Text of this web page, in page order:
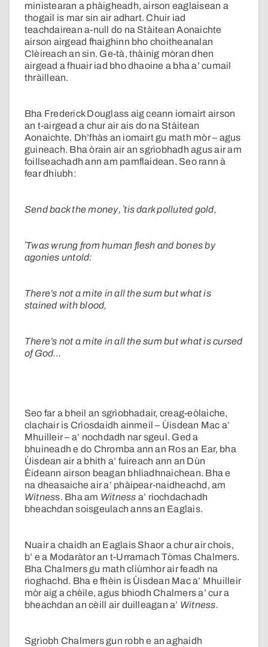
ministearan a phàigheadh, airson eaglaisean a
thogail is mar sin air adhart. Chuir iad
teachdairean a-null do na Stàitean Aonaichte
airson airgead fhaighinn bho choitheanalan
Clèireach an sin. Ge-tà, thàinig mòran dhen
airgead a fhuair iad bho dhaoine a bha a’ cumail
thràillean.
Bha Frederick Douglass aig ceann iomairt airson
an t-airgead a chur air ais do na Stàitean
Aonaichte. Dh’fhàs an iomairt gu math mòr – agus
guineach. Bha òrain air an sgrìobhadh agus air am
foillseachadh ann am pamflaidean. Seo rann à
fear dhiubh:
Send back the money, ʼtis dark polluted gold,
ʼTwas wrung from human flesh and bones by
agonies untold:
There’s not a mite in all the sum but what is
stained with blood,
There’s not a mite in all the sum but what is cursed
of God…
Seo far a bheil an sgrìobhadair, creag-eòlaiche,
clachair is Crìosdaidh ainmeil – Ùisdean Mac a’
Mhuilleir – a’ nochdadh nar sgeul. Ged a
bhuineadh e do Chromba ann an Ros an Ear, bha
Ùisdean air a bhith a’ fuireach ann an Dùn
Èideann airson beagan bhliadhnaichean. Bha e
na dheasaiche air a’ phàipear-naidheachd, am
Witness. Bha am Witness a’ riochdachadh
bheachdan soisgeulach anns an Eaglais.
Nuair a chaidh an Eaglais Shaor a chur air chois,
b’ e a Modaràtor an t-Urramach Tòmas Chalmers.
Bha Chalmers gu math cliùmhor air feadh na
rìoghachd. Bha e fhèin is Ùisdean Mac a’ Mhuilleir
mòr aig a chèile, agus bhiodh Chalmers a’ cur a
bheachdan an cèill air duilleagan a’ Witness.
Sgrìobh Chalmers gun robh e an aghaidh